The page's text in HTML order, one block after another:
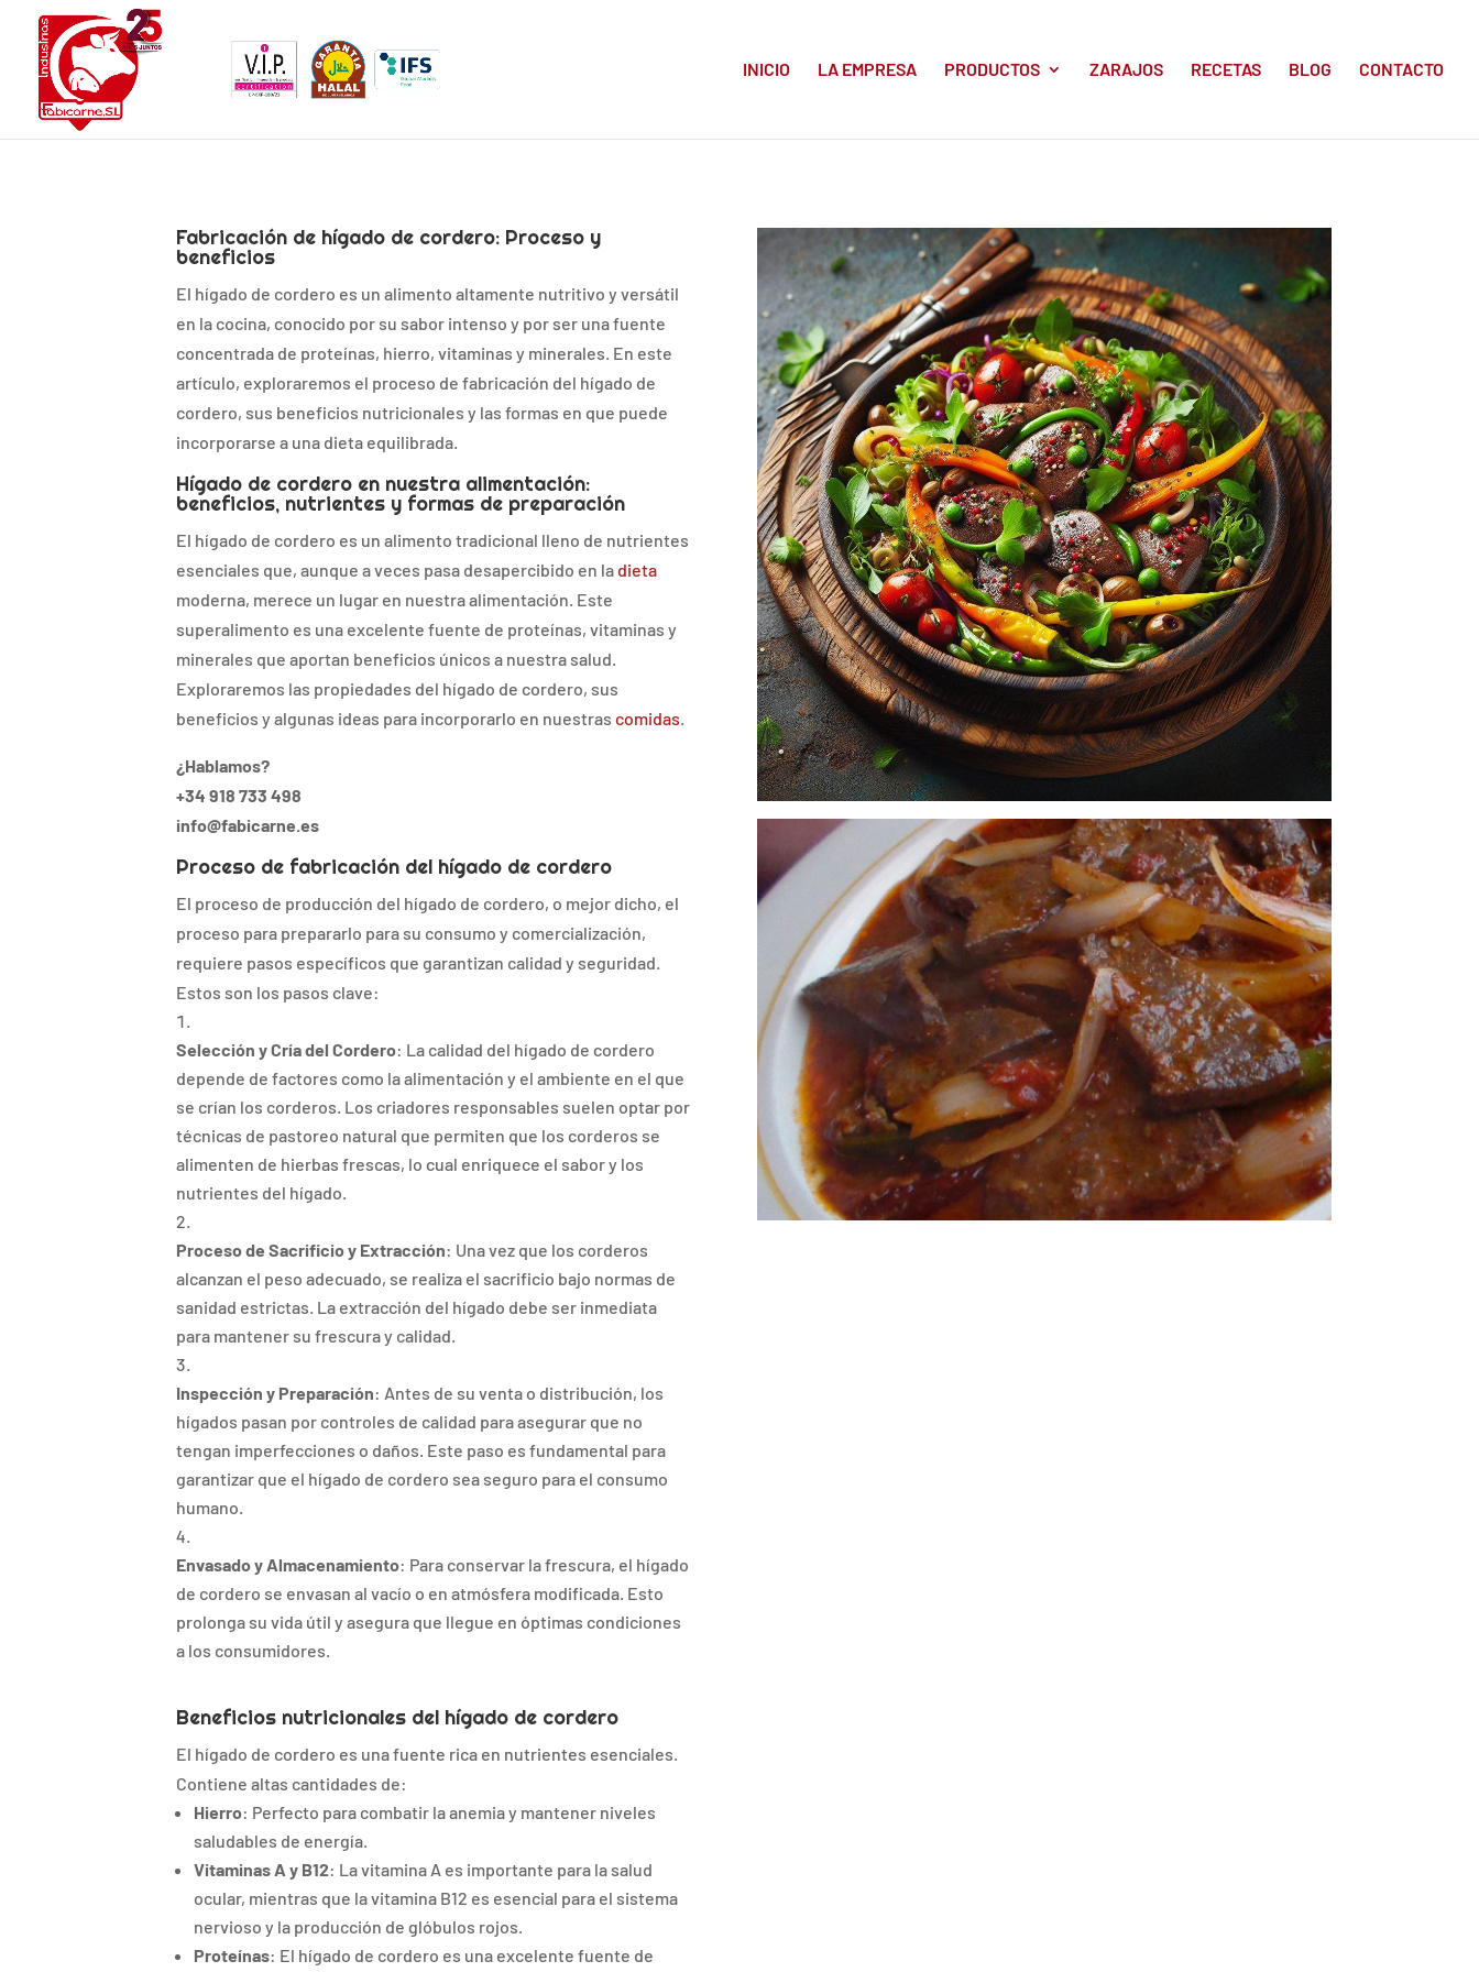
INICIO LA EMPRESA PRODUCTOS ZARAJOS RECETAS BLOG CONTACTO
Fabricación de hígado de cordero: Proceso y
beneficios
El hígado de cordero es un alimento altamente nutritivo y versátil
en la cocina, conocido por su sabor intenso y por ser una fuente
concentrada de proteínas, hierro, vitaminas y minerales. En este
artículo, exploraremos el proceso de fabricación del hígado de
cordero, sus beneficios nutricionales y las formas en que puede
incorporarse a una dieta equilibrada.
Hígado de cordero en nuestra alimentación:
beneficios, nutrientes y formas de preparación
El hígado de cordero es un alimento tradicional lleno de nutrientes
esenciales que, aunque a veces pasa desapercibido en la dieta
moderna, merece un lugar en nuestra alimentación. Este
superalimento es una excelente fuente de proteínas, vitaminas y
minerales que aportan beneficios únicos a nuestra salud.
Exploraremos las propiedades del hígado de cordero, sus
beneficios y algunas ideas para incorporarlo en nuestras comidas
¿Hablamos?
+34 918 733 498
info@fabicarne.es
Proceso de fabricación del hígado de cordero
El proceso de producción del hígado de cordero, o mejor dicho, el
proceso para prepararlo para su consumo y comercialización,
requiere pasos específicos que garantizan calidad y seguridad.
Estos son los pasos clave:
Selección y Cría del Cordero: La calidad del hígado de cordero
depende de factores como la alimentación y el ambiente en el que
se crían los corderos. Los criadores responsables suelen optar por
técnicas de pastoreo natural que permiten que los corderos se
alimenten de hierbas frescas, lo cual enriquece el sabor y los
nutrientes del hígado.
Proceso de Sacrificio y Extracción: Una vez que los corderos
alcanzan el peso adecuado, se realiza el sacrificio bajo normas de
sanidad estrictas. La extracción del hígado debe ser inmediata
para mantener su frescura y calidad.
Inspección y Preparación: Antes de su venta o distribución, los
hígados pasan por controles de calidad para asegurar que no
tengan imperfecciones o daños. Este paso es fundamental para
garantizar que el hígado de cordero sea seguro para el consumo
humano.
Envasado y Almacenamiento: Para conservar la frescura, el hígado
de cordero se envasan al vacío o en atmósfera modificada. Esto
prolonga su vida útil y asegura que llegue en óptimas condiciones
a los consumidores.
Beneficios nutricionales del hígado de cordero
El hígado de cordero es una fuente rica en nutrientes esenciales.
Contiene altas cantidades de:
Hierro: Perfecto para combatir la anemia y mantener niveles
saludables de energía.
Vitaminas A y B12: La vitamina A es importante para la salud
ocular, mientras que la vitamina B12 es esencial para el sistema
nervioso y la producción de glóbulos rojos.
Proteínas: El hígado de cordero es una excelente fuente de